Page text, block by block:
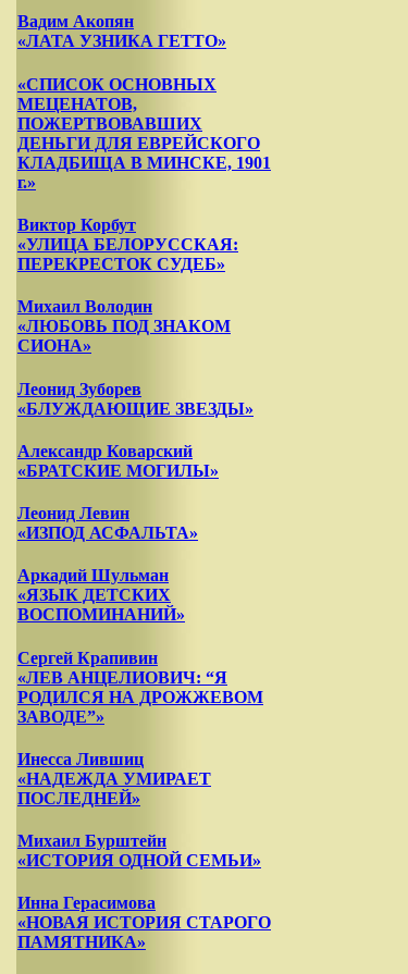
Вадим Акопян
«ЛАТА УЗНИКА ГЕТТО»
«СПИСОК ОСНОВНЫХ
МЕЦЕНАТОВ,
ПОЖЕРТВОВАВШИХ
ДЕНЬГИ ДЛЯ ЕВРЕЙСКОГО
КЛАДБИЩА В МИНСКЕ, 1901
г.»
Виктор Корбут
«УЛИЦА БЕЛОРУССКАЯ:
ПЕРЕКРЕСТОК СУДЕБ»
Михаил Володин
«ЛЮБОВЬ ПОД ЗНАКОМ
СИОНА»
Леонид Зуборев
«БЛУЖДАЮЩИЕ ЗВЕЗДЫ»
Александр Коварский
«БРАТСКИЕ МОГИЛЫ»
Леонид Левин
«ИЗ­ПОД АСФАЛЬТА»
Аркадий Шульман
«ЯЗЫК ДЕТСКИХ
ВОСПОМИНАНИЙ»
Сергей Крапивин
«ЛЕВ АНЦЕЛИОВИЧ: “Я
РОДИЛСЯ НА ДРОЖЖЕВОМ
ЗАВОДЕ”»
Инесса Лившиц
«НАДЕЖДА УМИРАЕТ
ПОСЛЕДНЕЙ»
Михаил Бурштейн
«ИСТОРИЯ ОДНОЙ СЕМЬИ»
Инна Герасимова
«НОВАЯ ИСТОРИЯ СТАРОГО
ПАМЯТНИКА»